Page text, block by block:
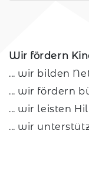
Wir fördern
... wir bilden
... wir fördern
... wir leisten
... wir